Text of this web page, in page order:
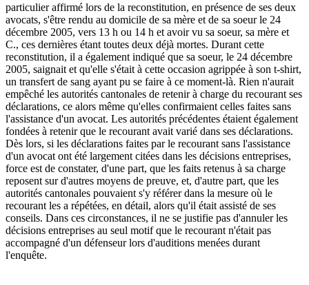
particulier affirmé lors de la reconstitution, en présence de ses deux
avocats, s'être rendu au domicile de sa mère et de sa soeur le 24
décembre 2005, vers 13 h ou 14 h et avoir vu sa soeur, sa mère et
C., ces dernières étant toutes deux déjà mortes. Durant cette
reconstitution, il a également indiqué que sa soeur, le 24 décembre
2005, saignait et qu'elle s'était à cette occasion agrippée à son t-shirt,
un transfert de sang ayant pu se faire à ce moment-là. Rien n'aurait
empêché les autorités cantonales de retenir à charge du recourant ses
déclarations, ce alors même qu'elles confirmaient celles faites sans
l'assistance d'un avocat. Les autorités précédentes étaient également
fondées à retenir que le recourant avait varié dans ses déclarations.
Dès lors, si les déclarations faites par le recourant sans l'assistance
d'un avocat ont été largement citées dans les décisions entreprises,
force est de constater, d'une part, que les faits retenus à sa charge
reposent sur d'autres moyens de preuve, et, d'autre part, que les
autorités cantonales pouvaient s'y référer dans la mesure où le
recourant les a répétées, en détail, alors qu'il était assisté de ses
conseils. Dans ces circonstances, il ne se justifie pas d'annuler les
décisions entreprises au seul motif que le recourant n'était pas
accompagné d'un défenseur lors d'auditions menées durant
l'enquête.